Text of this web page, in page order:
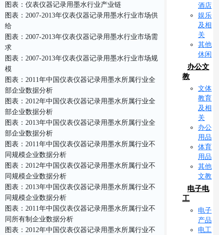
图表：仪表仪器记录用墨水行业产业链
图表：2007-2013年仪表仪器记录用墨水行业市场供
给
图表：2007-2013年仪表仪器记录用墨水行业市场需
求
图表：2007-2013年仪表仪器记录用墨水行业市场规
模
图表：2011年中国仪表仪器记录用墨水所属行业全
部企业数据分析
图表：2012年中国仪表仪器记录用墨水所属行业全
部企业数据分析
图表：2013年中国仪表仪器记录用墨水所属行业全
部企业数据分析
图表：2011年中国仪表仪器记录用墨水所属行业不
同规模企业数据分析
图表：2012年中国仪表仪器记录用墨水所属行业不
同规模企业数据分析
图表：2013年中国仪表仪器记录用墨水所属行业不
同规模企业数据分析
图表：2011年中国仪表仪器记录用墨水所属行业不
同所有制企业数据分析
图表：2012年中国仪表仪器记录用墨水所属行业不
酒店
娱乐
及相
关
其他
休闲
办公文
教
文体
教育
及相
关
办公
用品
体育
用品
其他
文教
电子电
工
电子
产品
电工